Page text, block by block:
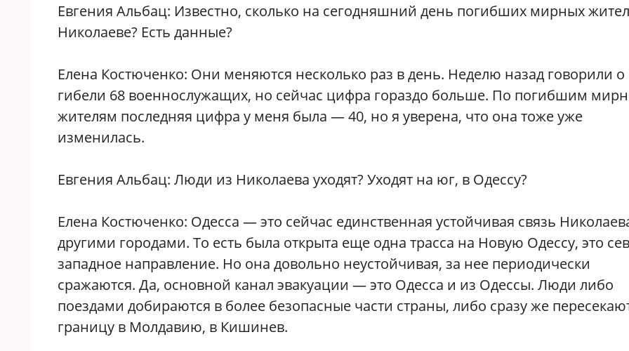
Евгения Альбац: Известно, сколько на сегодняшний день погибших мирных
Николаеве? Есть данные?
Елена Костюченко: Они меняются несколько раз в день. Неделю назад говорили о
гибели 68 военнослужащих, но сейчас цифра гораздо больше. По погибшим
жителям последняя цифра у меня была — 40, но я уверена, что она тоже уже
изменилась.
Евгения Альбац: Люди из Николаева уходят? Уходят на юг, в Одессу?
Елена Костюченко: Одесса — это сейчас единственная устойчивая связь
другими городами. То есть была открыта еще одна трасса на Новую Одессу, это
западное направление. Но она довольно неустойчивая, за нее периодически
сражаются. Да, основной канал эвакуации — это Одесса и из Одессы. Люди либо
поездами добираются в более безопасные части страны, либо сразу же
границу в Молдавию, в Кишинев.